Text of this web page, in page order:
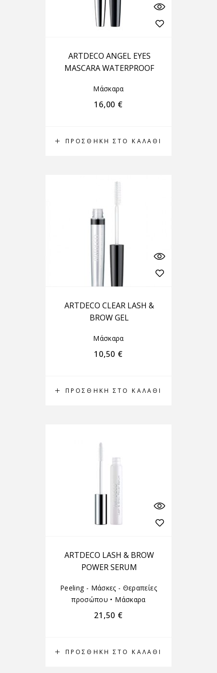
ΠΡΟΣΘΉΚΗ ΣΤΟ ΚΑΛΆΘΙ
ARTDECO ANGEL EYES
MASCARA WATERPROOF
Μάσκαρα
16,00 €
ΠΡΟΣΘΉΚΗ ΣΤΟ ΚΑΛΆΘΙ
ARTDECO CLEAR LASH &
BROW GEL
Μάσκαρα
10,50 €
ΠΡΟΣΘΉΚΗ ΣΤΟ ΚΑΛΆΘΙ
ARTDECO LASH & BROW
POWER SERUM
Peeling - Μάσκες - Θεραπείες
προσώπου • Μάσκαρα
21,50 €